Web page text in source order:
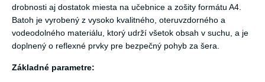
drobnosti aj dostatok miesta na učebnice a zošity formátu A4.
Batoh je vyrobený z vysoko kvalitného, oteruvzdorného a
vodeodolného materiálu, ktorý udrží všetok obsah v suchu, a je
doplnený o reflexné prvky pre bezpečný pohyb za šera.
Základné parametre: